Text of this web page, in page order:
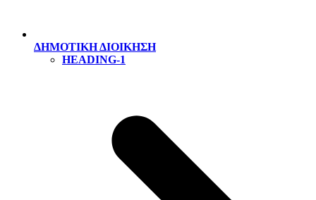
ΔΗΜΟΤΙΚΗ ΔΙΟΙΚΗΣΗ
HEADING-1